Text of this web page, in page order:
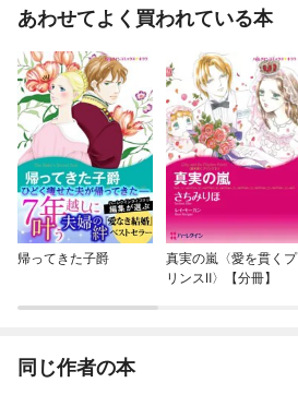
あわせてよく買われている本
帰ってきた子爵
真実の嵐〈愛を貫くプ
リンスⅡ〉【分冊】
同じ作者の本